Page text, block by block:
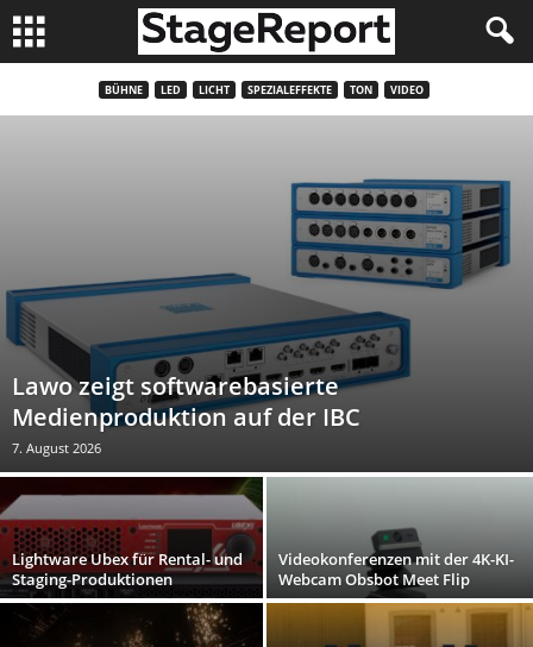
BÜHNE LED LICHT SPEZIALEFFEKTE TON VIDEO
Lawo zeigt softwarebasierte
Medienproduktion auf der IBC
7. August 2026
Lightware Ubex für Rental- und
Staging-Produktionen
Videokonferenzen mit der 4K-KI-
Webcam Obsbot Meet Flip